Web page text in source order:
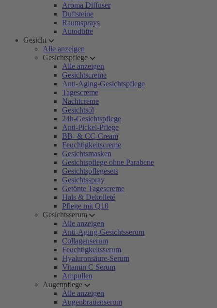
Aroma Diffuser
Duftsteine
Raumsprays
Autodüfte
Gesicht
Alle anzeigen
Gesichtspflege
Alle anzeigen
Gesichtscreme
Anti-Aging-Gesichtspflege
Tagescreme
Nachtcreme
Gesichtsöl
24h-Gesichtspflege
Anti-Pickel-Pflege
BB- & CC-Cream
Feuchtigkeitscreme
Gesichtsmasken
Gesichtspflege ohne Parabene
Gesichtspflegesets
Gesichtsspray
Getönte Tagescreme
Hals & Dekolleté
Pflege mit Q10
Gesichtsserum
Alle anzeigen
Anti-Aging-Gesichtsserum
Collagenserum
Feuchtigkeitsserum
Hyaluronsäure-Serum
Vitamin C Serum
Ampullen
Augenpflege
Alle anzeigen
Augenbrauenserum